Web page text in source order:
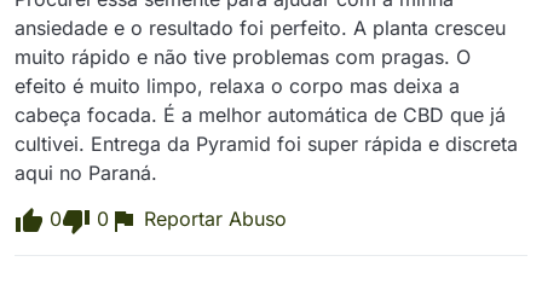
ansiedade e o resultado foi perfeito. A planta cresceu
muito rápido e não tive problemas com pragas. O
efeito é muito limpo, relaxa o corpo mas deixa a
cabeça focada. É a melhor automática de CBD que já
cultivei. Entrega da Pyramid foi super rápida e discreta
aqui no Paraná.
0
0 Reportar Abuso